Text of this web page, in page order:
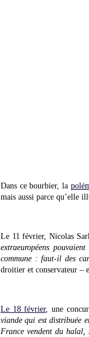
Dans ce bourbier, la
mais aussi parce qu’elle
Le 11 février, Nicolas
extraeuropéens
commune : faut-il des
droitier et conservateur –
Le 18 février, une
viande qui est distribuée
France vendent du halal,